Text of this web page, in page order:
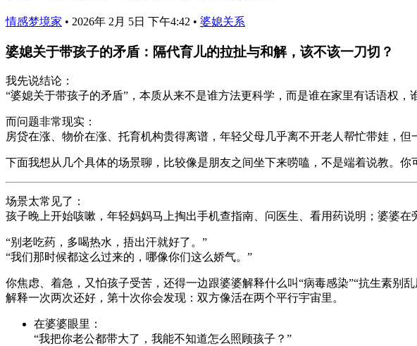
情感梦境家 • 2026年 2月 5日 下午4:42 • 婆媳关系
婆媳关于带孩子的矛盾：隔代育儿的拉扯与和解，该不该一刀切？
我先说结论：
“婆媳关于带孩子的矛盾”，本质从来不是谁方法更科学，而是谁在家里有话语权，
而问题非常现实：
房贷在涨、物价在涨、托育机构贵得离谱，年轻父母几乎离不开老人帮忙带娃，
下面我想从几个具体的场景聊，比较像是朋友之间坐下来唠嗑，不是端着说教。
场景太常见了：
孩子晚上开始咳嗽，年轻妈妈马上掏出手机查指南、问医生、看用药说明；婆婆
“别老吃药，多喝热水，捂出汗就好了。”
“我们那时候都这么过来的，哪像你们这么娇气。”
你焦虑、着急，又怕孩子受苦，还得一边跟婆婆解释什么叫“病毒感染”“抗生素别乱
解释一次两次还好，第十次你会发现：双方像活在两个平行宇宙里。
在婆婆眼里：
“我把你老公都带大了，我能不知道怎么照顾孩子？”